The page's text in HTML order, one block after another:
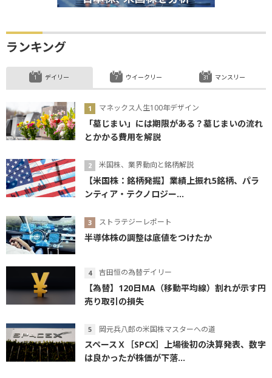
ランキング
デイリー
マネックス人生100年デザイン
「墓じまい」には期限がある？墓じまいの流れ
とかかる費用を解説
米国株、業界動向と銘柄解説
【米国株：銘柄発掘】業績上振れ5銘柄、パラ
ンティア・テクノロジー...
ストラテジーレポート
半導体株の調整は底値をつけたか
吉田恒の為替デイリー
【為替】120日MA（移動平均線）割れが示す円
売り取引の損失
岡元兵八郎の米国株マスターへの道
スペースＸ［SPCX］上場後初の決算発表、数字
は良かったが株価が下落...
ウイークリー マンスリー